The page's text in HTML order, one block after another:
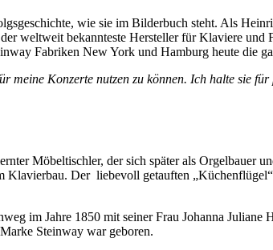
wie sie im Bilderbuch steht. Als
weltweit bekannteste Hersteller für Klaviere
Fabriken New York und Hamburg heute die
meine Konzerte nutzen zu können. Ich halte sie
Möbeltischler, der sich später als Orgelbauer
Der liebevoll getauften
im Jahre 1850 mit seiner Frau Johanna
Steinway war geboren.